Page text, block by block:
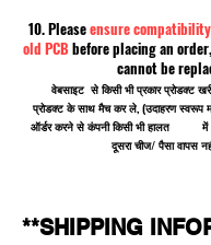
10. Pleaseensure
old PCBbefore placing an
cannot be
वेबसाइट से किसी भी प्रकार प्रोडक्ट
प्रोडक्ट के साथ मैच कर ले, (उदाहरण स्वरूप
ऑर्डर करने से कंपनी किसी भी हालत में
दूसरा चीज/ पैसा वापस
**SHIPPING